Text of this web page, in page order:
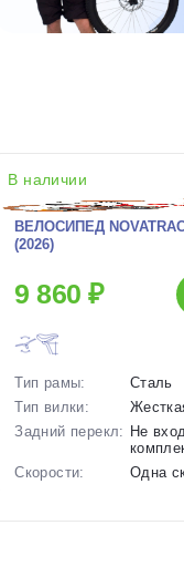
В наличии
ВЕЛОСИПЕД
(2026)
9 860 ₽
Тип рамы:
Сталь
Тип вилки:
Задний перекл: Не
Скорости:
Одна